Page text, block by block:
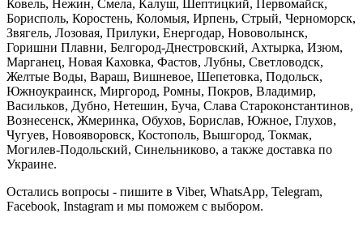
Ковель, Нежин, Смела, Калуш, Шептицкий, Первомайск,
Борисполь, Коростень, Коломыя, Ирпень, Стрый, Черноморск,
Звягель, Лозовая, Прилуки, Енергодар, Нововолынск,
Горишни Плавни, Белгород-Днестровский, Ахтырка, Изюм,
Марганец, Новая Каховка, Фастов, Лубны, Светловодск,
Желтые Воды, Вараш, Вишневое, Шепетовка, Подольск,
Южноукраинск, Миргород, Ромны, Покров, Владимир,
Васильков, Дубно, Нетешин, Буча, Слава Староконстантинов,
Вознесенск, Жмеринка, Обухов, Борислав, Южное, Глухов,
Чугуев, Новояворовск, Костополь, Вышгород, Токмак,
Могилев-Подольский, Синельниково, а также доставка по
Украине.
Остались вопросы - пишите в Viber, WhatsApp, Telegram,
Facebook, Instagram и мы поможем с выбором.